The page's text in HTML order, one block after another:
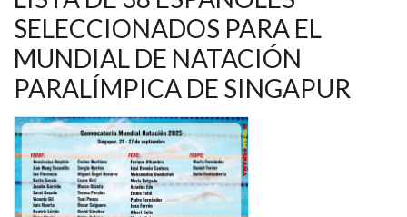
DE
NATACIÓN
PARALÍMPICA
SELECCIONADOS PARA EL
MUNDIAL DE NATACIÓN
PARALÍMPICA DE SINGAPUR